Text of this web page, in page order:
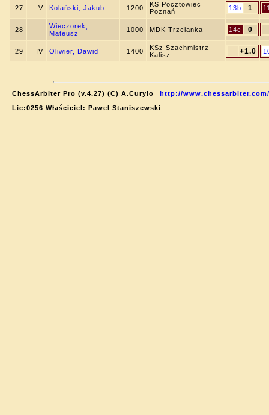
27 V Kolański, Jakub 1200
KS Pocztowiec
Poznań
13b 1
28
Wieczorek,
Mateusz
1000 MDK Trzcianka 14c 0
29 IV Oliwier, Dawid 1400
KSz Szachmistrz
Kalisz
+1.0
ChessArbiter Pro (v.4.27) (C) A.Curyło
http://www.chessarbiter.com/
Lic:0256 Właściciel: Paweł Staniszewski